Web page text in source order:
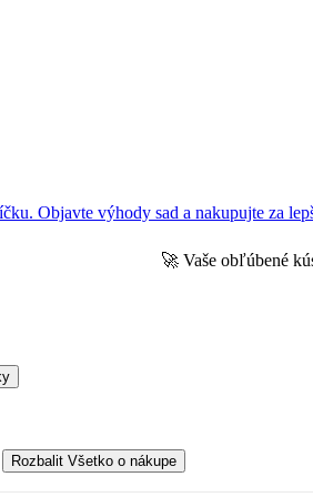
Objavte výhody sad a nakupujte za
🚀 Vaše obľúbené
Rozbalit Všetko o nákupe